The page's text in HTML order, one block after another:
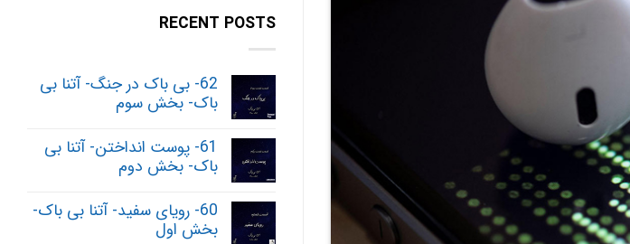
RECENT POSTS
62- بی باک در جنگ- آتنا بی
باک- بخش سوم
61- پوست انداختن- آتنا بی
باک- بخش دوم
60- رویای سفید- آتنا بی باک-
بخش اول